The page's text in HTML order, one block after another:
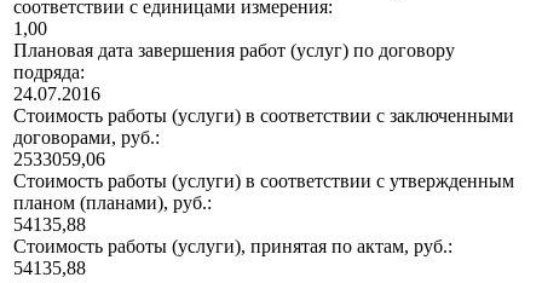
соответствии с единицами измерения:
1,00
Плановая дата завершения работ (услуг) по договору
подряда:
24.07.2016
Стоимость работы (услуги) в соответствии с заключенными
договорами, руб.:
2533059,06
Стоимость работы (услуги) в соответствии с утвержденным
планом (планами), руб.:
54135,88
Стоимость работы (услуги), принятая по актам, руб.:
54135,88